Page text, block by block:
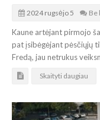
2024 rugsėjo 5 Be
Kaune artėjant pirmojo
pat įsibėgėjant pėsčiųjų
Fredą, jau netrukus
Skaityti daugiau